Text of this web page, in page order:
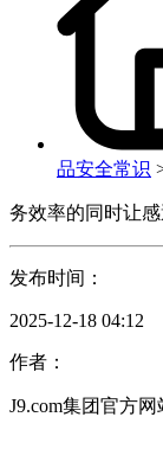
品安全常识
务效率的同时让
发布时间：
2025-12-18 04:12
作者：
J9.com集团官方网